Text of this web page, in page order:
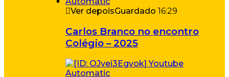
Ver depoisGuardado 16:29
Carlos Branco no encontro
Colégio – 2025